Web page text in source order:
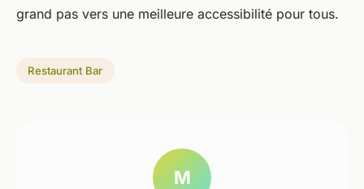
grand pas vers une meilleure accessibilité pour tous.
Restaurant Bar
M